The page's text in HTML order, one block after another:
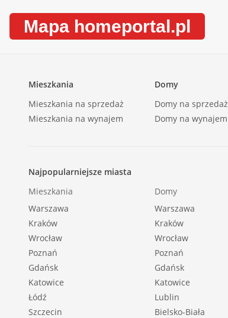
Dojazd: ASFALTOWA |
Otoczenie: zabudowa mieszana |
Linie telefoniczne: TAK |
Internet: TAK |
Komunikacja publ.: autobus |
Odl. do szkoły [m]: 1000 |
Odl. do przedszkola [m]: 750 |
Drzwi antywłamaniowe: TAK |
Teren ogrodzony: TAK |
Okna: PCV |
Instalacje: nowe |
Balkon: średni |
Liczba balkonów: 3 |
Powierzchnia ogródka [m2]: 30 |
Mapa homeportal.pl
Mieszkania
Mieszkania na sprzedaż
Mieszkania na wynajem
Domy
Domy na sprzedaż
Domy na wynajem
Najpopularniejsze miasta
Mieszkania
Warszawa
Kraków
Wrocław
Poznań
Gdańsk
Katowice
Łódź
Szczecin
Domy
Warszawa
Kraków
Wrocław
Poznań
Gdańsk
Katowice
Lublin
Bielsko-Biała